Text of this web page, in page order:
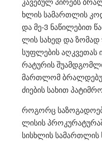
ხლის სა­მარ­თლის
და მე-3 ნა­წი­ლე­ბით
ლის სა­ხედ და
სუფ­ლე­ბის აღ­კვე­თას
რა­ტუ­რის
მარ­თლომ
ძი­ე­ბის სა­ხით
რო­გორც
ლი­სის
სის­ხლის სა­მარ­თლის